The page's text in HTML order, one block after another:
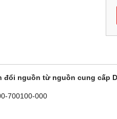
đổi nguồn từ nguồn cung cấp
700100-000